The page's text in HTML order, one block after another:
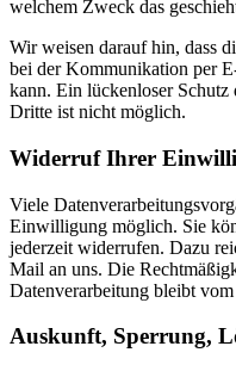
welchem Zweck das
Wir weisen darauf hin, dass
bei der Kommunikation per
kann. Ein lückenloser
Dritte ist nicht möglich.
Widerruf Ihrer
Viele
Einwilligung möglich. Sie
jederzeit widerrufen. Dazu
Mail an uns. Die
Datenverarbeitung bleibt
Auskunft, Sperrung,